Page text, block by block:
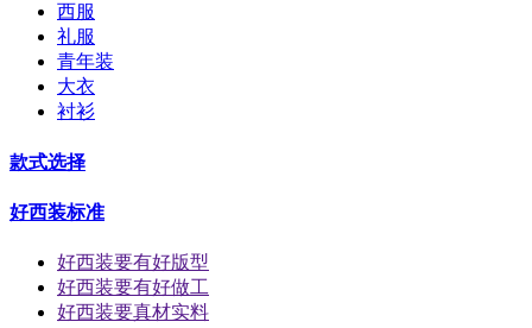
西服
礼服
青年装
大衣
衬衫
款式选择
好西装标准
好西装要有好版型
好西装要有好做工
好西装要真材实料